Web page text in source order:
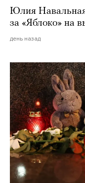
Юлия Навальная
за «Яблоко» на
день назад